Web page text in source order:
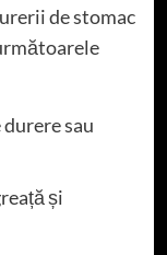
de stomac
durere sau
și